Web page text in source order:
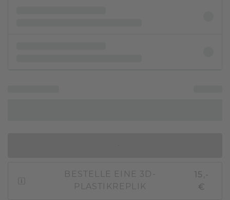
BESTELLE EINE 3D-
PLASTIKREPLIK
15,-
€